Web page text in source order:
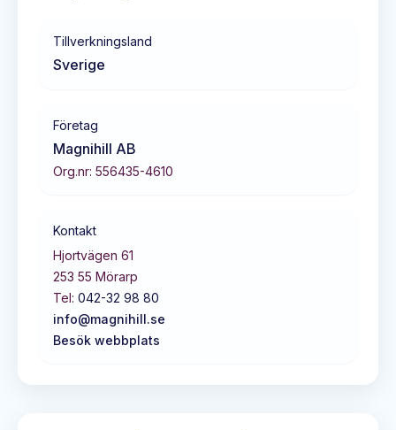
Tillverkningsland
Sverige
Företag
Magnihill AB
Org.nr: 556435-4610
Kontakt
Hjortvägen 61
253 55 Mörarp
Tel: 042-32 98 80
info@magnihill.se
Besök webbplats